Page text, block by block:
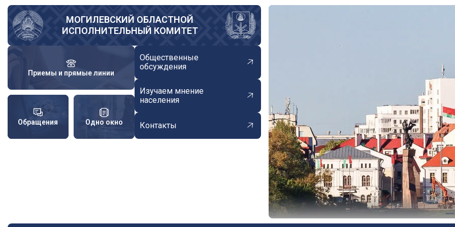
Перейти
основному
содержанию
МОГИЛЕВСКИЙ ОБЛАСТНОЙ
ИСПОЛНИТЕЛЬНЫЙ КОМИТЕТ
Приемы и прямые линии
Обращения Одно окно
Общественные
обсуждения
Изучаем мнение
населения
Контакты